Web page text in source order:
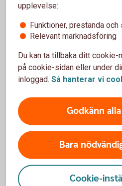
Våra
Vi har
Vilken passar dig?
upplevelse:
Funktioner, prestanda
Relevant marknadsföring
Du kan ta tillbaka ditt cookie-
på cookie-sidan eller under
inloggad. Så hanterar vi
Godkänn
Bara
Cookie-